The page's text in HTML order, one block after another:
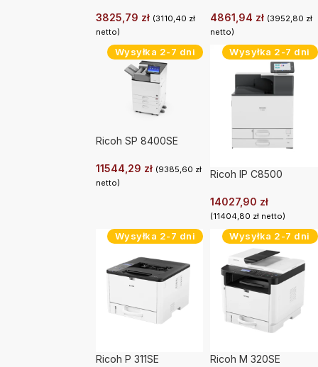
3825,79 zł (3110,40 zł
netto)
4861,94 zł (3952,80 zł
netto)
Wysyłka 2-7 dni
Ricoh SP 8400SE
11544,29 zł (9385,60 zł
netto)
Wysyłka 2-7 dni
Ricoh IP C8500
14027,90 zł
(11404,80 zł netto)
Wysyłka 2-7 dni
Ricoh P 311SE
Wysyłka 2-7 dni
Ricoh M 320SE